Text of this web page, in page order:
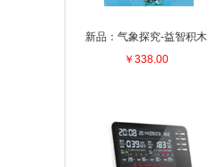
新品：气象探究-益智积木
￥338.00